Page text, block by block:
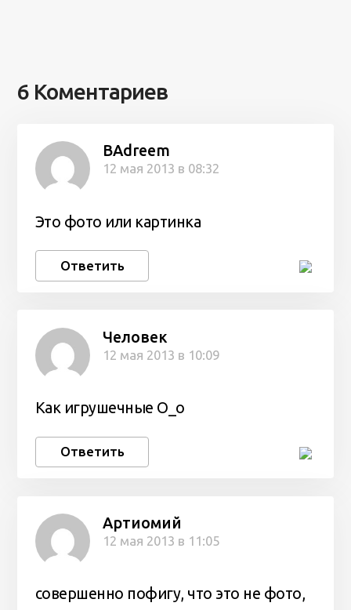
6 Коментариев
BAdreem
12 мая 2013 в 08:32
Это фото или картинка
Ответить
Человек
12 мая 2013 в 10:09
Как игрушечные O_o
Ответить
Артиомий
12 мая 2013 в 11:05
совершенно пофигу, что это не фото,